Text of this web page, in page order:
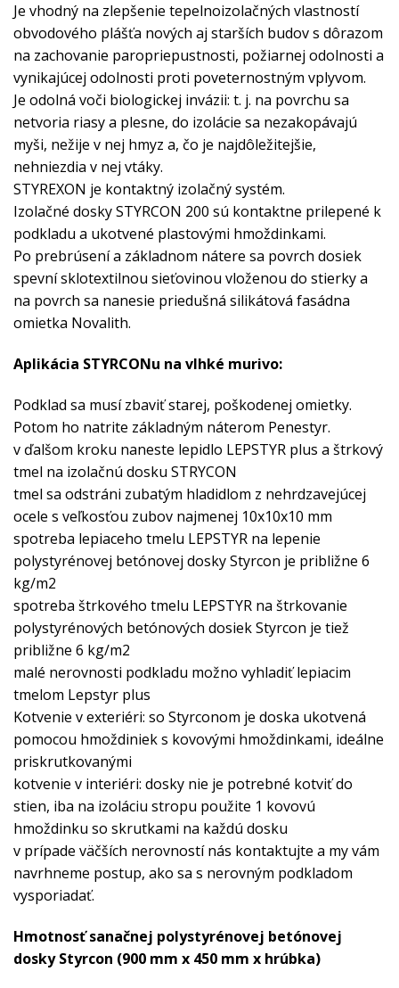
Je vhodný na zlepšenie tepelnoizolačných vlastností
obvodového plášťa nových aj starších budov s dôrazom
na zachovanie paropriepustnosti, požiarnej odolnosti a
vynikajúcej odolnosti proti poveternostným vplyvom.
Je odolná voči biologickej invázii: t. j. na povrchu sa
netvoria riasy a plesne, do izolácie sa nezakopávajú
myši, nežije v nej hmyz a, čo je najdôležitejšie,
nehniezdia v nej vtáky.
STYREXON je kontaktný izolačný systém.
Izolačné dosky STYRCON 200 sú kontaktne prilepené k
podkladu a ukotvené plastovými hmoždinkami.
Po prebrúsení a základnom nátere sa povrch dosiek
spevní sklotextilnou sieťovinou vloženou do stierky a
na povrch sa nanesie priedušná silikátová fasádna
omietka Novalith.
Aplikácia STYRCONu na vlhké murivo:
Podklad sa musí zbaviť starej, poškodenej omietky.
Potom ho natrite základným náterom Penestyr.
v ďalšom kroku naneste lepidlo LEPSTYR plus a štrkový
tmel na izolačnú dosku STRYCON
tmel sa odstráni zubatým hladidlom z nehrdzavejúcej
ocele s veľkosťou zubov najmenej 10x10x10 mm
spotreba lepiaceho tmelu LEPSTYR na lepenie
polystyrénovej betónovej dosky Styrcon je približne 6
kg/m2
spotreba štrkového tmelu LEPSTYR na štrkovanie
polystyrénových betónových dosiek Styrcon je tiež
približne 6 kg/m2
malé nerovnosti podkladu možno vyhladiť lepiacim
tmelom Lepstyr plus
Kotvenie v exteriéri: so Styrconom je doska ukotvená
pomocou hmoždiniek s kovovými hmoždinkami, ideálne
priskrutkovanými
kotvenie v interiéri: dosky nie je potrebné kotviť do
stien, iba na izoláciu stropu použite 1 kovovú
hmoždinku so skrutkami na každú dosku
v prípade väčších nerovností nás kontaktujte a my vám
navrhneme postup, ako sa s nerovným podkladom
vysporiadať.
Hmotnosť sanačnej polystyrénovej betónovej
dosky Styrcon (900 mm x 450 mm x hrúbka)